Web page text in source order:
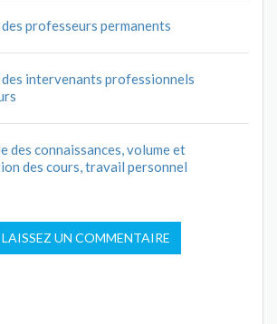
professeurs permanents
intervenants professionnels
des connaissances, volume et
des cours, travail personnel
LAISSEZ UN COMMENTAIRE